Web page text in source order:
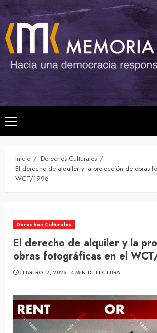
Saltar
al
contenido
Menú
principal
Inicio
Derechos Culturales
El derecho de alquiler y la protección de obras
WCT/1996
Derechos Culturales
El derecho de alquiler y la
obras fotográficas en el
FEBRERO 17, 2026 4 MIN DE LECTURA